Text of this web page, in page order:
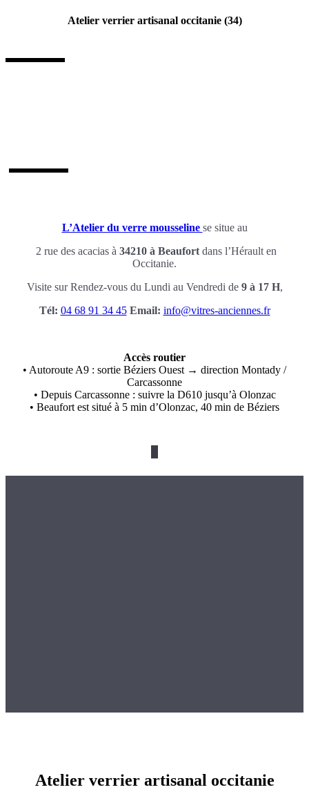
Atelier verrier artisanal occitanie (34)
L’Atelier du verre mousseline se situe au
2 rue des acacias à 34210 à Beaufort dans l’Hérault en
Occitanie.
Visite sur Rendez-vous du Lundi au Vendredi de9 à 17 H,
Tél: 04 68 91 34 45Email: info@vitres-anciennes.fr
Accès routier
• Autoroute A9 : sortie Béziers Ouest → direction Montady /
Carcassonne
• Depuis Carcassonne : suivre la D610 jusqu’à Olonzac
• Beaufort est situé à 5 min d’Olonzac, 40 min de Béziers
Atelier verrier artisanal occitanie